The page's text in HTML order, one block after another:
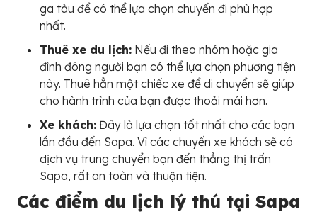
ga tàu để có thể lựa chọn chuyến đi phù hợp
nhất.
Thuê xe du lịch: Nếu đi theo nhóm hoặc gia
đình đông người bạn có thể lựa chọn phương tiện
này. Thuê hẳn một chiếc xe để di chuyển sẽ giúp
cho hành trình của bạn được thoải mái hơn.
Xe khách: Đây là lựa chọn tốt nhất cho các bạn
lần đầu đến Sapa. Vì các chuyến xe khách sẽ có
dịch vụ trung chuyển bạn đến thẳng thị trấn
Sapa, rất an toàn và thuận tiện.
Các điểm du lịch lý thú tại Sapa